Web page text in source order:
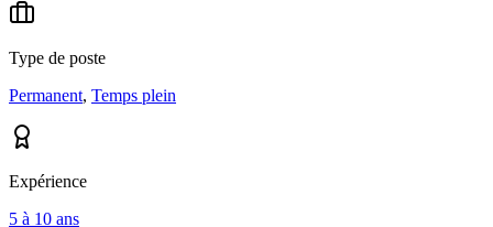
Type de poste
Permanent, Temps plein
Expérience
5 à 10 ans